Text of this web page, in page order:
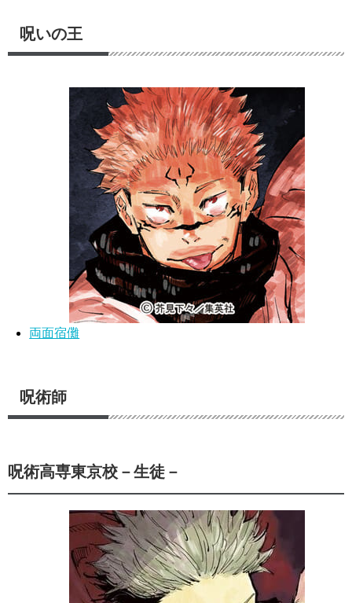
呪いの王
両面宿儺
呪術師
呪術高専東京校－生徒－